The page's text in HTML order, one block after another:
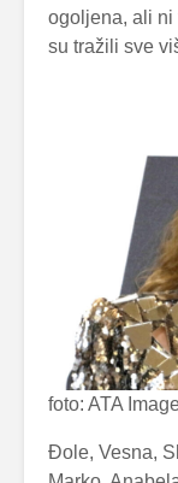
ogoljena, ali
su tražili sve
foto: ATA
Đole, Vesna,